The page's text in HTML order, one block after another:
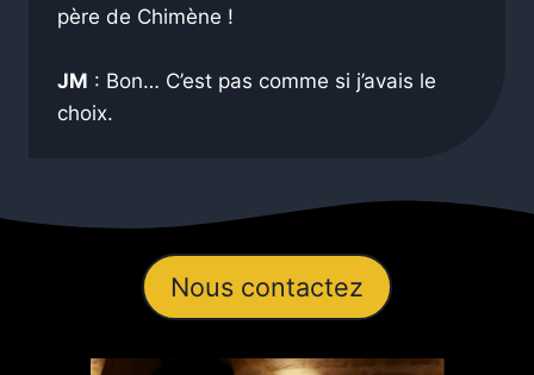
père de Chimène !
JM : Bon… C’est pas comme si j’avais le
choix.
Nous contactez